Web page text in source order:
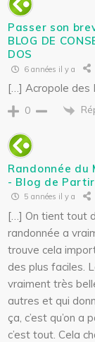
Passer son
BLOG DE
DOS
6 années il y a
[…] Acropole des
0
Randonnée du
- Blog de
5 années il y a
[…] On tient tout
randonnée a
trouve cela
des plus faciles.
vraiment très
autres et qui
ça, c’est qu’on
c’est tout. Cela